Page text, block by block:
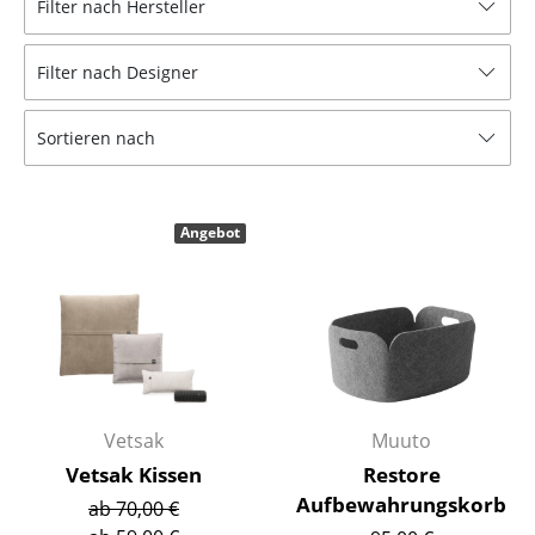
Hocker
Bänke & Liegen
Sitzsäcke
Bürodrehstühle
Konferenzstühle
Einzelteile
... alle Sitzmöbel
Filter nach Hersteller
Filter nach Designer
Sortieren nach
Vetsak
Vetsak Kissen
ab 70,00 €
Angebot
Muuto
Restore
Aufbewahrungskorb